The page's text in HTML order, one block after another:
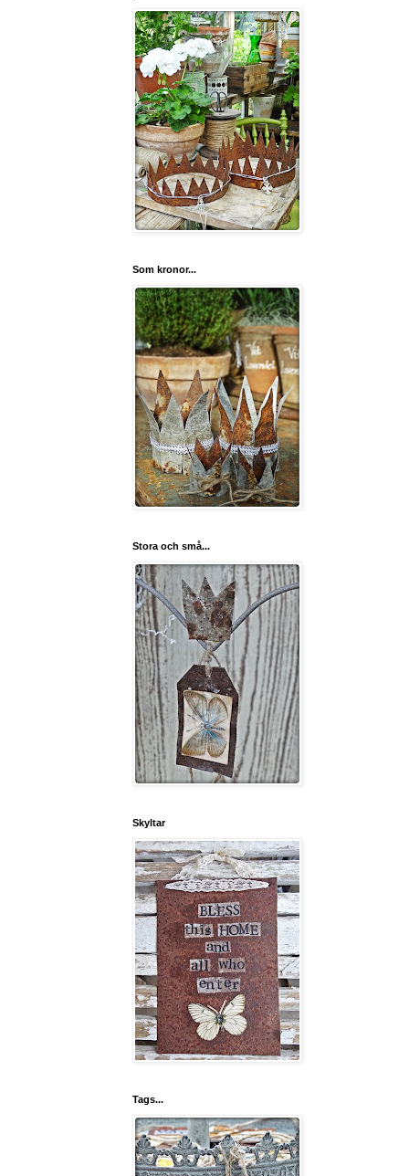
Som kronor...
Stora och små...
Skyltar
Tags...